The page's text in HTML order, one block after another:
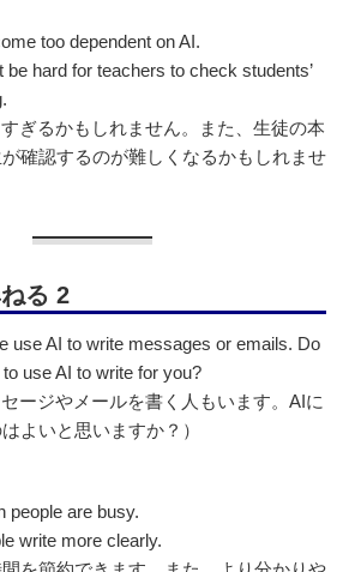
too dependent on AI.
be hard for teachers to check students’
すぎるかもしれません。また、生徒の本
確認するのが難しくなるかもしれませ
る 2
use AI to write messages or emails. Do
use AI to write for you?
セージやメールを書く人もいます。AIに
よいと思いますか？）
people are busy.
write more clearly.